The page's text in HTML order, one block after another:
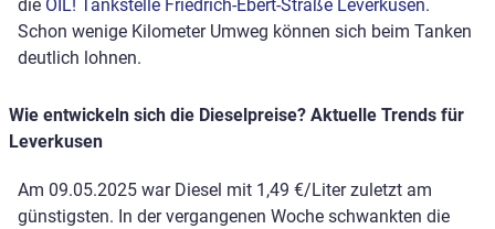
die OIL! Tankstelle Friedrich-Ebert-Straße Leverkusen.
Schon wenige Kilometer Umweg können sich beim Tanken
deutlich lohnen.
Wie entwickeln sich die Dieselpreise? Aktuelle Trends für
Leverkusen
Am 09.05.2025 war Diesel mit 1,49 €/Liter zuletzt am
günstigsten. In der vergangenen Woche schwankten die